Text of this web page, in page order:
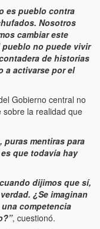
Mono… armed)
clausurados por el
desde que tomó el
del 4 de Febrero de
(Despicable traitor, look
es pueblo contra
Nosotros
cambiar este
pueblo no puede vivir
de historias
a activarse por el
Gobierno central no
la realidad que
puras mentiras para
que todavía hay
dijimos que sí,
¿Se imaginan
competencia
”, cuestionó.